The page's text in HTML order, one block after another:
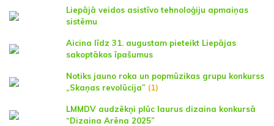
Liepājā veidos asistīvo tehnoloģiju apmaiņas
sistēmu
Aicina līdz 31. augustam pieteikt Liepājas
sakoptākos īpašumus
Notiks jauno roka un popmūzikas grupu konkurss
„Skaņas revolūcija” (1)
LMMDV audzēkņi plūc laurus dizaina konkursā
“Dizaina Arēna 2025”